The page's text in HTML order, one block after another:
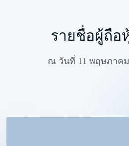
รายชื่อผู้ถือ
ณ วันที่ 11 พฤษภาคม